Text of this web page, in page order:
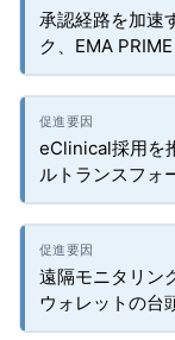
承認経路を加速
ク、EMA PRIME
eClinical採用を
ルトランスフォ
遠隔モニタリン
ウォレットの台